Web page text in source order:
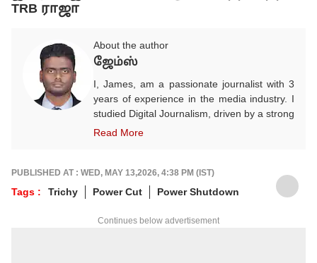
TRB ராஜா
About the author
ஜேம்ஸ்
I, James, am a passionate journalist with 3
years of experience in the media industry. I
studied Digital Journalism, driven by a strong
desire to excel in this field. I began my
content writer, with a strong focus on sports
and crime reporting. In addition, I cover
infrastructure, politics, entertainment, and
other important world events, striving to
Read More
PUBLISHED AT : WED, MAY 13,2026, 4:38 PM (IST)
Tags : Trichy Power Cut Power Shutdown
Continues below advertisement